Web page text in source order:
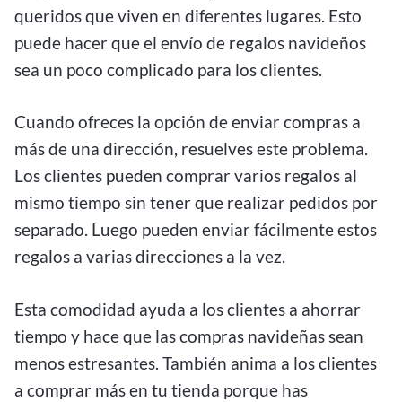
queridos que viven en diferentes lugares. Esto
puede hacer que el envío de regalos navideños
sea un poco complicado para los clientes.
Cuando ofreces la opción de enviar compras a
más de una dirección, resuelves este problema.
Los clientes pueden comprar varios regalos al
mismo tiempo sin tener que realizar pedidos por
separado. Luego pueden enviar fácilmente estos
regalos a varias direcciones a la vez.
Esta comodidad ayuda a los clientes a ahorrar
tiempo y hace que las compras navideñas sean
menos estresantes. También anima a los clientes
a comprar más en tu tienda porque has